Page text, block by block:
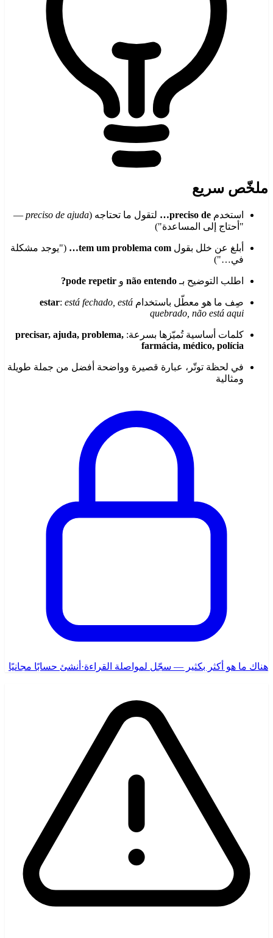
ملخّص سريع
استخدم preciso de… لتقول ما تحتاجه (preciso de ajuda
—
"أحتاج إلى المساعدة")
أبلغ عن خلل بقول tem um problema com…
("يوجد مشكلة
في…")
اطلب التوضيح بـ não entendo و pode repetir?
صِف ما هو معطّل باستخدام estar: está fechado, está
quebrado, não está aqui
كلمات أساسية تُميّزها بسرعة: precisar, ajuda, problema,
farmácia, médico, polícia
في لحظة توتّر، عبارة قصيرة وواضحة أفضل من جملة طويلة
ومثالية
هناك ما هو أكثر بكثير — سجّل لمواصلة القراءة· أنشئ حسابًا مجانيًا